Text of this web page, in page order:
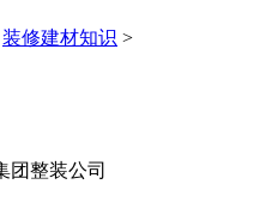
装修建材知识 >
团整装公司